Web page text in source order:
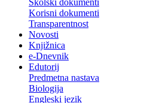
Školski dokumenti
Korisni dokumenti
Transparentnost
Novosti
Knjižnica
e-Dnevnik
Edutorij
Predmetna nastava
Biologija
Engleski jezik